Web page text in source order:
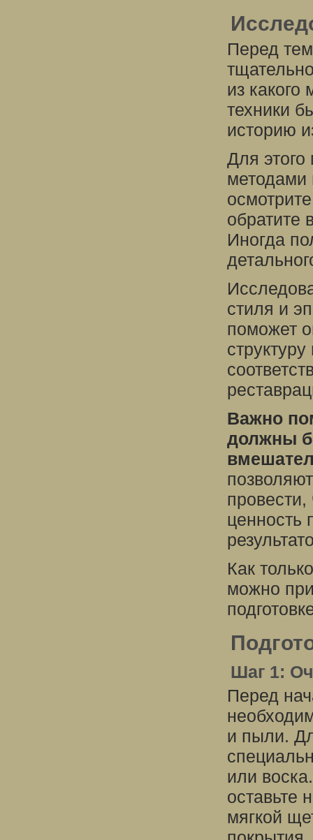
Перед
из какого
техники
историю
Для
методами
обратите
Иногда
стиля и
поможет
Важно
должны
ценность
Как
можно
Шаг 1:
Перед
и пыли.
или
оставьте
мягкой